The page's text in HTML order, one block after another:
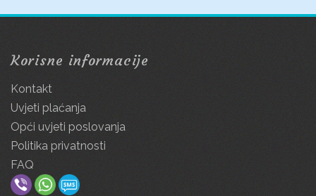
Korisne informacije
Kontakt
Uvjeti plaćanja
Opći uvjeti poslovanja
Politika privatnosti
FAQ